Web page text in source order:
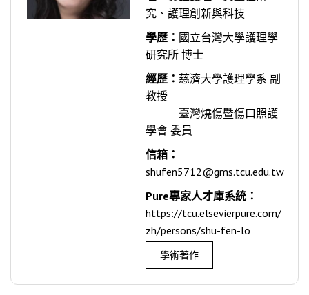
究、護理創新與科技
學歷： 國立台灣大學護理學
研究所 博士
經歷： 慈濟大學護理學系 副
教授
臺灣燒傷暨傷口照護
學會 委員
信箱：
shufen5712@gms.tcu.edu.tw
Pure專家人才庫系統：
https://tcu.elsevierpure.com/
zh/persons/shu-fen-lo
學術著作